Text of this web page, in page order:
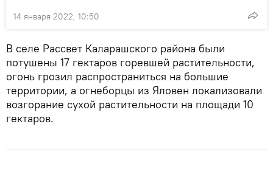
14 января 2022, 10:50
В селе Рассвет Каларашского района были
потушены 17 гектаров горевшей растительности,
огонь грозил распространиться на большие
территории, а огнеборцы из Яловен локализовали
возгорание сухой растительности на площади 10
гектаров.